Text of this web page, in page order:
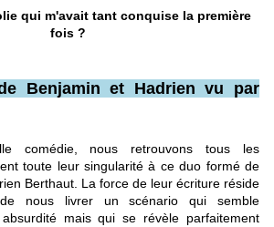
qui m'avait tant conquise la première
fois ?
Benjamin et Hadrien vu par
comédie, nous retrouvons tous les
toute leur singularité à ce duo formé de
Berthaut. La force de leur écriture réside
nous livrer un scénario qui semble
mais qui se révèle parfaitement